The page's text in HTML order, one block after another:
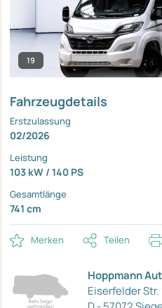
19
Fahrzeugdetails
Erstzulassung
02/2026
Leistung
103 kW / 140 PS
Gesamtlänge
741 cm
Merken Teilen
Hoppmann
Eiserfelder Str.